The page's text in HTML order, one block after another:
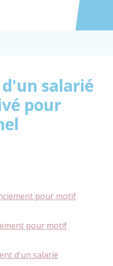
Accéder
salarié
pour
pour motif
pour motif
d'un salarié